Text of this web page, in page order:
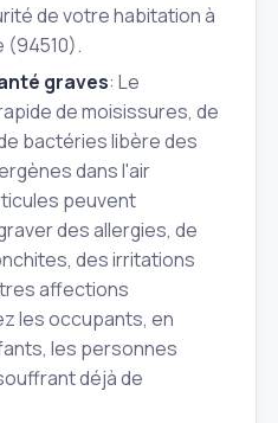
de votre habitation à
(94510).
graves: Le
de moisissures, de
bactéries libère des
dans l'air
peuvent
des allergies, de
des irritations
affections
les occupants, en
les personnes
déjà de